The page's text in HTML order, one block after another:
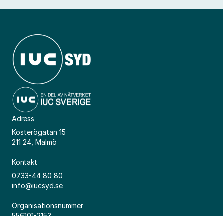
Adress
Kosterögatan 15
211 24, Malmö
Kontakt
0733-44 80 80
info@iucsyd.se
Organisationsnummer